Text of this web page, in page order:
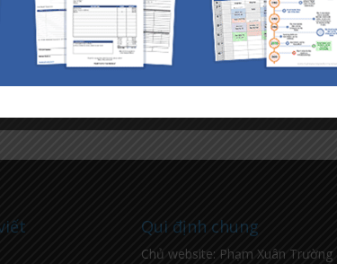
Qui định chung
Chủ website: Phạm Xuân Trường